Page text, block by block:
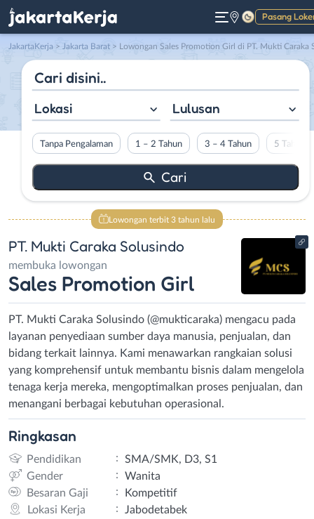
Pasang
Gelap
JakartaKerja > Jakarta Barat > Lowongan Sales Promotion Girl di PT. Mukti Caraka
Lokasi Lulusan
Tanpa Pengalaman 1 – 2 Tahun 3 – 4 Tahun 5 Tahun
Lowongan terbit 3 tahun lalu
PT. Mukti Caraka Solusindo
membuka lowongan
Sales Promotion Girl
PT. Mukti Caraka Solusindo (@mukticaraka) mengacu pada
layanan penyediaan sumber daya manusia, penjualan, dan
bidang terkait lainnya. Kami menawarkan rangkaian solusi
yang komprehensif untuk membantu bisnis dalam mengelola
tenaga kerja mereka, mengoptimalkan proses penjualan, dan
menangani berbagai kebutuhan operasional.
Ringkasan
Pendidikan :
SMA/SMK, D3, S1
Gender
:
Wanita
Besaran Gaji
:
Kompetitif
Lokasi Kerja
: Jabodetabek